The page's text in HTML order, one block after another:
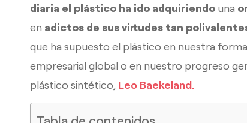
diaria el plástico ha ido adquiriendo una
en adictos de sus virtudes tan
que ha supuesto el plástico en nuestra
empresarial global o en nuestro progreso
plástico sintético, Leo Baekeland.